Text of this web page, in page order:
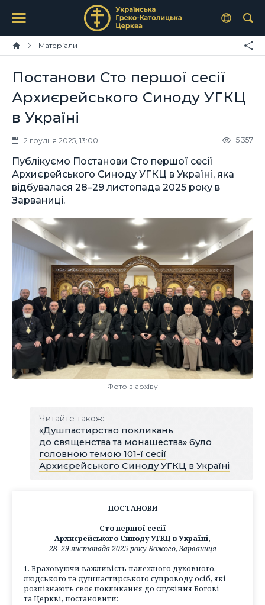
Матеріали
Постанови Сто першої сесії
Архиєрейського Синоду УГКЦ
в Україні
2 грудня 2025, 13:00 5 357
Публікуємо Постанови Сто першої сесії
Архиєрейського Синоду УГКЦ в Україні, яка
відбувалася 28–29 листопада 2025 року в
Зарваниці.
Фото з архіву
Читайте також:
«Душпастирство покликань
до священства та монашества» було
головною темою 101-ї сесії
Архиєрейського Синоду УГКЦ в Україні
ПОСТАНОВИ
Сто першої сесії
Архиєрейського Синоду УГКЦ в Україні,
28–29 листопада 2025 року Божого, Зарваниця
1. Враховуючи важливість належного духовного,
людського та душпастирського супроводу осіб, які
розпізнають своє покликання до служіння Богові
та Церкві, постановити: